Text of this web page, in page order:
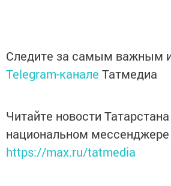
Следите за самым важным
Telegram-канале Татмедиа
Читайте новости
национальном
https://max.ru/tatmedia